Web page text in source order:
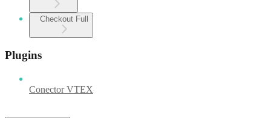
Checkout Full
Plugins
Conector VTEX